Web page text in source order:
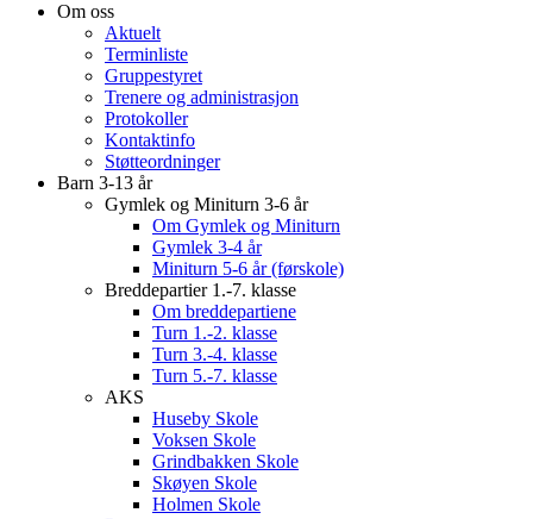
Om oss
Aktuelt
Terminliste
Gruppestyret
Trenere og administrasjon
Protokoller
Kontaktinfo
Støtteordninger
Barn 3-13 år
Gymlek og Miniturn 3-6 år
Om Gymlek og Miniturn
Gymlek 3-4 år
Miniturn 5-6 år (førskole)
Breddepartier 1.-7. klasse
Om breddepartiene
Turn 1.-2. klasse
Turn 3.-4. klasse
Turn 5.-7. klasse
AKS
Huseby Skole
Voksen Skole
Grindbakken Skole
Skøyen Skole
Holmen Skole